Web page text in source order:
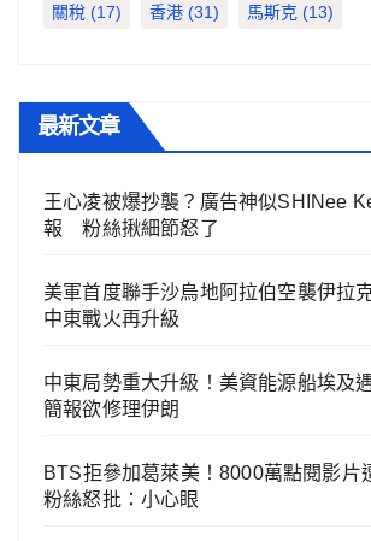
關稅 (17) 香港 (31) 馬斯克 (13)
最新文章
王心凌被爆抄襲？廣告神似SHINee
報 粉絲揪細節怒了
美軍首度聯手沙烏地阿拉伯空襲伊拉
中東戰火再升級
中東局勢重大升級！美資能源船埃及
簡報欲修理伊朗
BTS拒參加葛萊美！8000萬點閱影
粉絲怒批：小心眼